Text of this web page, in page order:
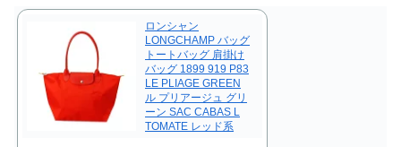
ロンシャン
LONGCHAMP バッグ
トートバッグ 肩掛け
バッグ 1899 919 P83
LE PLIAGE GREEN
ル プリアージュ グリ
ーン SAC CABAS L
TOMATE レッド系